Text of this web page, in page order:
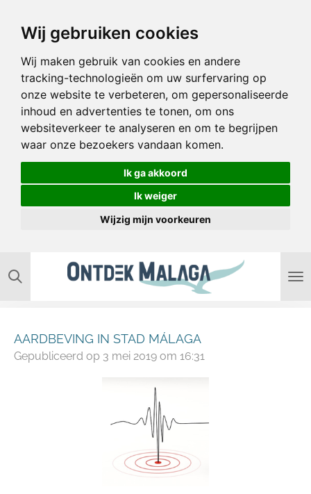
Wij gebruiken cookies
Wij maken gebruik van cookies en andere
tracking-technologieën om uw surfervaring op
onze website te verbeteren, om gepersonaliseerde
inhoud en advertenties te tonen, om ons
websiteverkeer te analyseren en om te begrijpen
waar onze bezoekers vandaan komen.
Ik ga akkoord
Ik weiger
Wijzig mijn voorkeuren
direct
hoofdinhoud
AARDBEVING IN STAD MÁLAGA
Gepubliceerd op 3 mei 2019 om 16:31